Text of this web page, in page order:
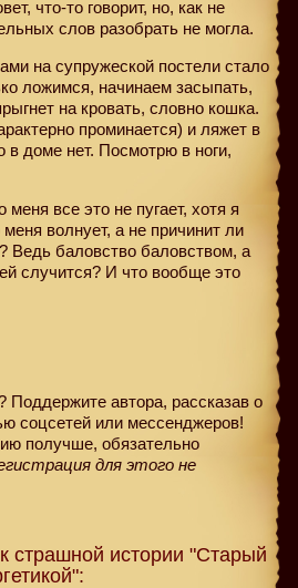
что-то говорит, но, как не
слов разобрать не могла.
на супружеской постели стало
ложимся, начинаем засыпать,
на кровать, словно кошка.
проминается) и ляжет в
в доме нет. Посмотрю в ноги,
все это не пугает, хотя я
волнует, а не причинит ли
Ведь баловство баловством, а
случится? И что вообще это
Поддержите автора, рассказав о
соцсетей или мессенджеров!
получше, обязательно
для этого не
страшной истории "Старый